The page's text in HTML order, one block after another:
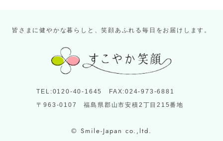
皆さまに健やかな暮らしと、笑顔あふれる毎日をお届けします。
TEL:0120-40-1645 FAX:024-973-6881
〒963-0107 福島県郡山市安積2丁目215番地
© Smile-Japan co.,ltd.